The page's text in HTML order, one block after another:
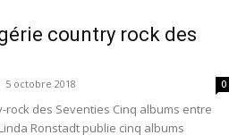
country rock des
5 octobre 2018 0
rock des Seventies Cinq albums entre
Ronstadt publie cinq albums